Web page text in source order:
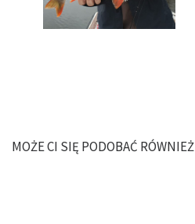
MOŻE CI SIĘ PODOBAĆ RÓWNIEŻ